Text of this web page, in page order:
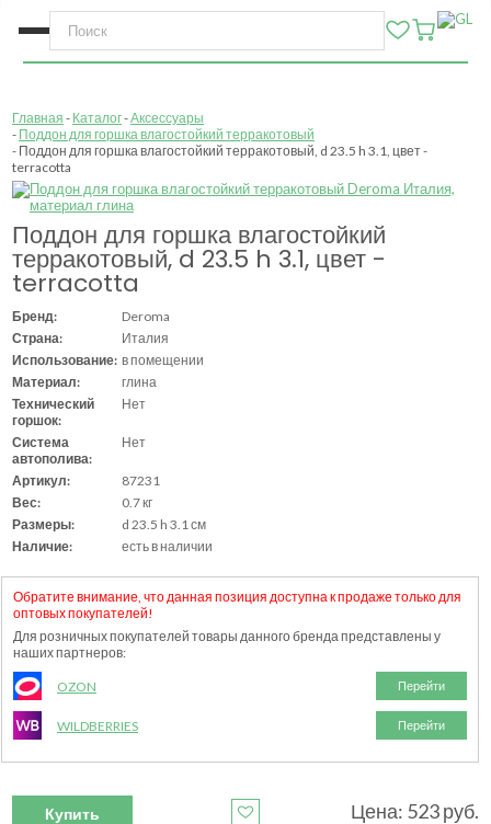
Главная Каталог Аксессуары
Поддон для горшка влагостойкий терракотовый
Поддон для горшка влагостойкий терракотовый, d 23.5 h 3.1, цвет -
terracotta
Поддон для горшка влагостойкий
терракотовый, d 23.5 h 3.1, цвет -
terracotta
Бренд:
Deroma
Страна:
Италия
Использование: в помещении
Материал:
глина
Технический
горшок:
Нет
Система
автополива:
Нет
Артикул:
87231
Вес:
0.7 кг
Размеры:
d 23.5 h 3.1 см
Наличие:
есть в наличии
Обратите внимание, что данная позиция доступна к продаже только для
оптовых покупателей!
Для розничных покупателей товары данного бренда представлены у
наших партнеров:
OZON Перейти
WILDBERRIES Перейти
Купить Цена: 523 руб.